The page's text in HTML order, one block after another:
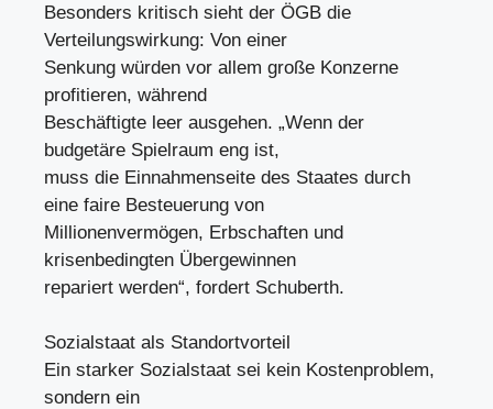
Besonders kritisch sieht der ÖGB die
Verteilungswirkung: Von einer
Senkung würden vor allem große Konzerne
profitieren, während
Beschäftigte leer ausgehen. „Wenn der
budgetäre Spielraum eng ist,
muss die Einnahmenseite des Staates durch
eine faire Besteuerung von
Millionenvermögen, Erbschaften und
krisenbedingten Übergewinnen
repariert werden“, fordert Schuberth.
Sozialstaat als Standortvorteil
Ein starker Sozialstaat sei kein Kostenproblem,
sondern ein